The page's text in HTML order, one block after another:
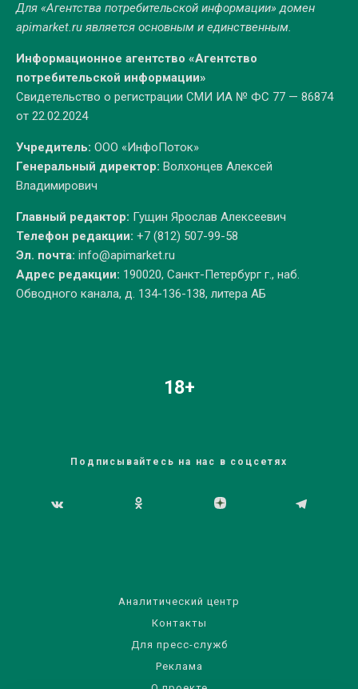
Для «Агентства потребительской информации» домен
apimarket.ruявляется основным и единственным.
Информационное агентство «Агентство
потребительской информации»
Свидетельство о регистрации СМИ ИА № ФС 77 — 86874
от 22.02.2024
Учредитель: ООО «ИнфоПоток»
Генеральный директор: Волхонцев Алексей
Владимирович
Главный редактор: Гущин Ярослав Алексеевич
Телефон редакции: +7 (812) 507-99-58
Эл. почта: info@apimarket.ru
Адрес редакции: 190020, Санкт-Петербург г., наб.
Обводного канала, д. 134-136-138, литера АБ
18+
Подписывайтесь на нас в соцсетях
Аналитический центр
Контакты
Для пресс-служб
Реклама